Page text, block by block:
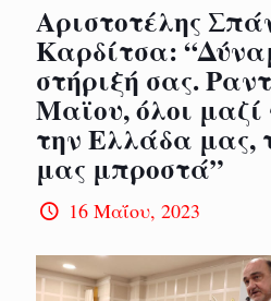
Αριστοτέλης
Καρδίτσα:
στήριξή σας.
Μαϊου, όλοι
την Ελλάδα μας,
μας μπροστά”
16 Μαΐου, 2023